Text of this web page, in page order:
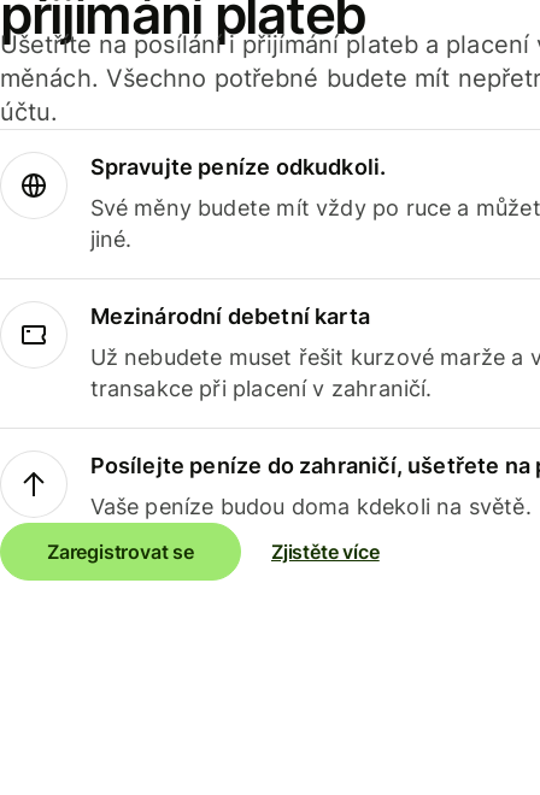
přijímání plateb
Ušetříte na posílání i přijímání plateb a
měnách. Všechno potřebné budete mít
účtu.
Spravujte peníze odkudkoli.
Své měny budete mít vždy po ruce a
jiné.
Mezinárodní debetní karta
Už nebudete muset řešit kurzové marže a
transakce při placení v zahraničí.
Posílejte peníze do zahraničí, ušetřete na
Vaše peníze budou doma kdekoli na světě.
Zaregistrovat se Zjistěte více